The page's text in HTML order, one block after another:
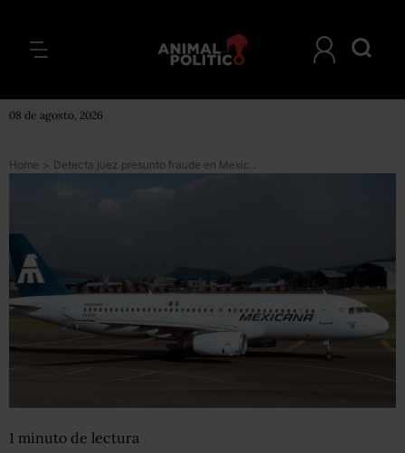
08 de agosto, 2026
Home > Detecta juez presunto fraude en Mexicana
1 minuto de lectura